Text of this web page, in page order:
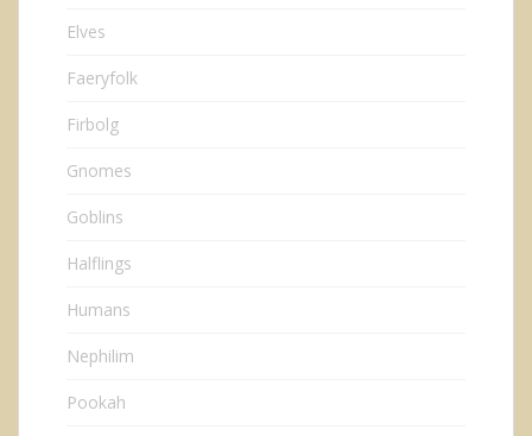
Elves
Faeryfolk
Firbolg
Gnomes
Goblins
Halflings
Humans
Nephilim
Pookah